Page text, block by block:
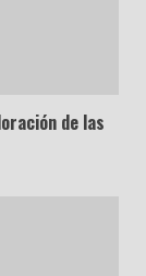
de las